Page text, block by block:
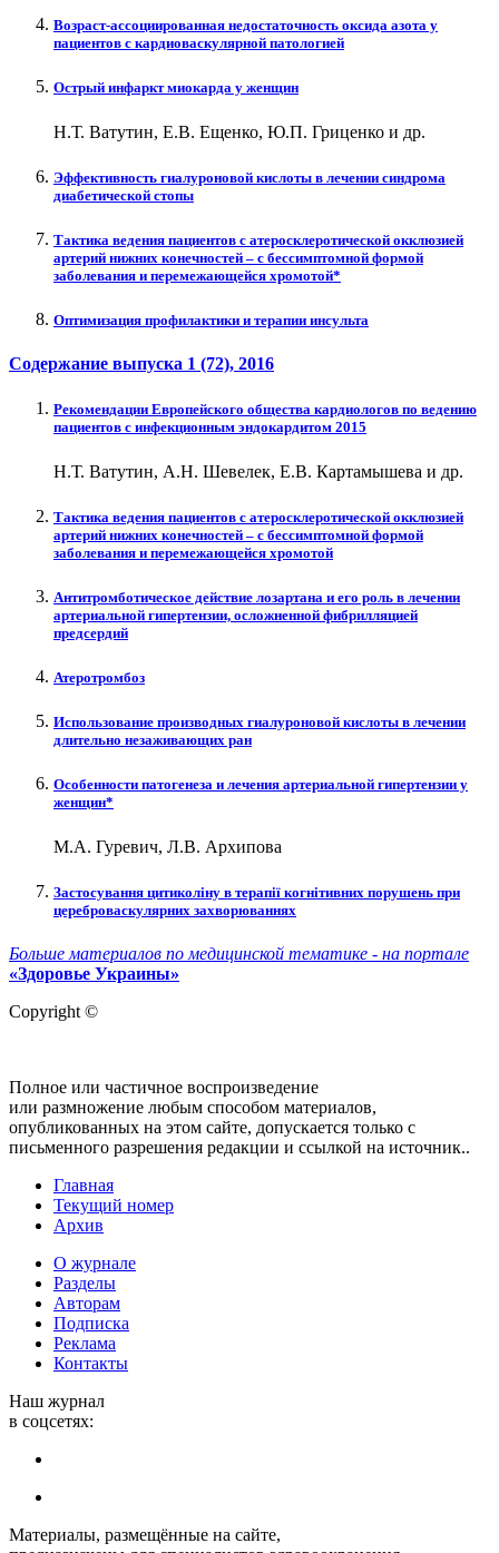
Возраст-ассоциированная недостаточность оксида азота у
пациентов с кардиоваскулярной патологией
Острый инфаркт миокарда у женщин
Н.Т. Ватутин, Е.В. Ещенко, Ю.П. Гриценко и др.
Эффективность гиалуроновой кислоты в лечении синдрома
диабетической стопы
Тактика ведения пациентов с атеросклеротической окклюзией
артерий нижних конечностей – с бессимптомной формой
заболевания и перемежающейся хромотой*
Оптимизация профилактики и терапии инсульта
Содержание выпуска 1 (72), 2016
Рекомендации Европейского общества кардиологов по ведению
пациентов с инфекционным эндокардитом 2015
Н.Т. Ватутин, А.Н. Шевелек, Е.В. Картамышева и др.
Тактика ведения пациентов с атеросклеротической окклюзией
артерий нижних конечностей – с бессимптомной формой
заболевания и перемежающейся хромотой
Антитромботическое действие лозартана и его роль в лечении
артериальной гипертензии, осложненной фибрилляцией
предсердий
Атеротромбоз
Использование производных гиалуроновой кислоты в лечении
длительно незаживающих ран
Особенности патогенеза и лечения артериальной гипертензии у
женщин*
М.А. Гуревич, Л.В. Архипова
Застосування цитиколіну в терапії когнітивних порушень при
цереброваскулярних захворюваннях
Больше материалов по медицинской тематике - на портале
«Здоровье Украины»
Copyright ©
Полное или частичное воспроизведение
или размножение любым способом материалов,
опубликованных на этом сайте, допускается только с
письменного разрешения редакции и ссылкой на источник..
Главная
Текущий номер
Архив
О журнале
Разделы
Авторам
Подписка
Реклама
Контакты
Наш журнал
в соцсетях:
Материалы, размещённые на сайте,